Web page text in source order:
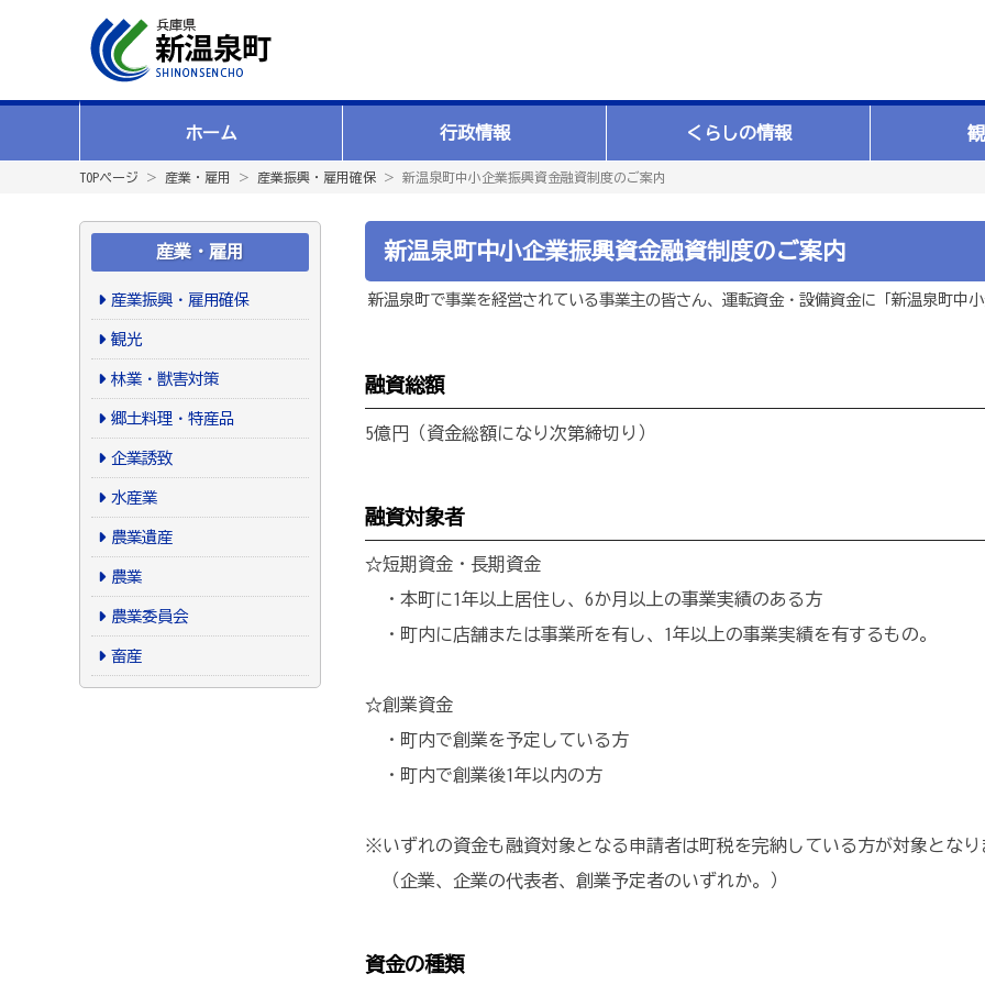
ホーム 行政情報 くらしの情報
TOPページ ＞ 産業・雇用 ＞ 産業振興・雇用確保 ＞ 新温泉町中小企業振興資金融資制度のご案内
産業・雇用
産業振興・雇用確保
観光
林業・獣害対策
郷土料理・特産品
企業誘致
水産業
農業遺産
農業
農業委員会
畜産
新温泉町中小企業振興資金融資制度のご案内
新温泉町で事業を経営されている事業主の皆さん、運転資金・設備資金に「新温泉町中
融資総額
5億円（資金総額になり次第締切り）
融資対象者
☆短期資金・長期資金
・本町に1年以上居住し、6か月以上の事業実績のある方
・町内に店舗または事業所を有し、1年以上の事業実績を有するもの。
☆創業資金
・町内で創業を予定している方
・町内で創業後1年以内の方
※いずれの資金も融資対象となる申請者は町税を完納している方が対象となり
（企業、企業の代表者、創業予定者のいずれか。）
資金の種類